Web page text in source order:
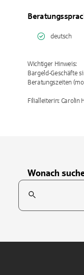
deutsch
Wichtiger Hinweis:
Bargeld-Geschäfte
Beratungszeiten
Filialleiterin: Carolin
Wonach
Suchfeld